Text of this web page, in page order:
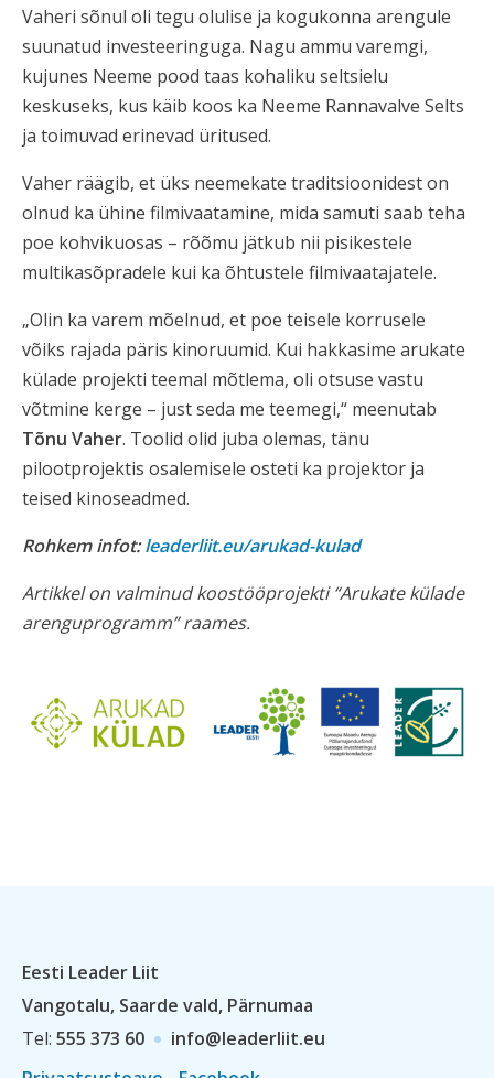
Vaheri sõnul oli tegu olulise ja kogukonna arengule
suunatud investeeringuga. Nagu ammu varemgi,
kujunes Neeme pood taas kohaliku seltsielu
keskuseks, kus käib koos ka Neeme Rannavalve Selts
ja toimuvad erinevad üritused.
Vaher räägib, et üks neemekate traditsioonidest on
olnud ka ühine filmivaatamine, mida samuti saab teha
poe kohvikuosas – rõõmu jätkub nii pisikestele
multikasõpradele kui ka õhtustele filmivaatajatele.
„Olin ka varem mõelnud, et poe teisele korrusele
võiks rajada päris kinoruumid. Kui hakkasime arukate
külade projekti teemal mõtlema, oli otsuse vastu
võtmine kerge – just seda me teemegi,“ meenutab
Tõnu Vaher. Toolid olid juba olemas, tänu
pilootprojektis osalemisele osteti ka projektor ja
teised kinoseadmed.
Rohkem infot:leaderliit.eu/arukad-kulad
Artikkel on valminud koostööprojekti “Arukate külade
arenguprogramm” raames.
Eesti Leader Liit
Vangotalu, Saarde vald, Pärnumaa
Tel: 555 373 60
info@leaderliit.eu